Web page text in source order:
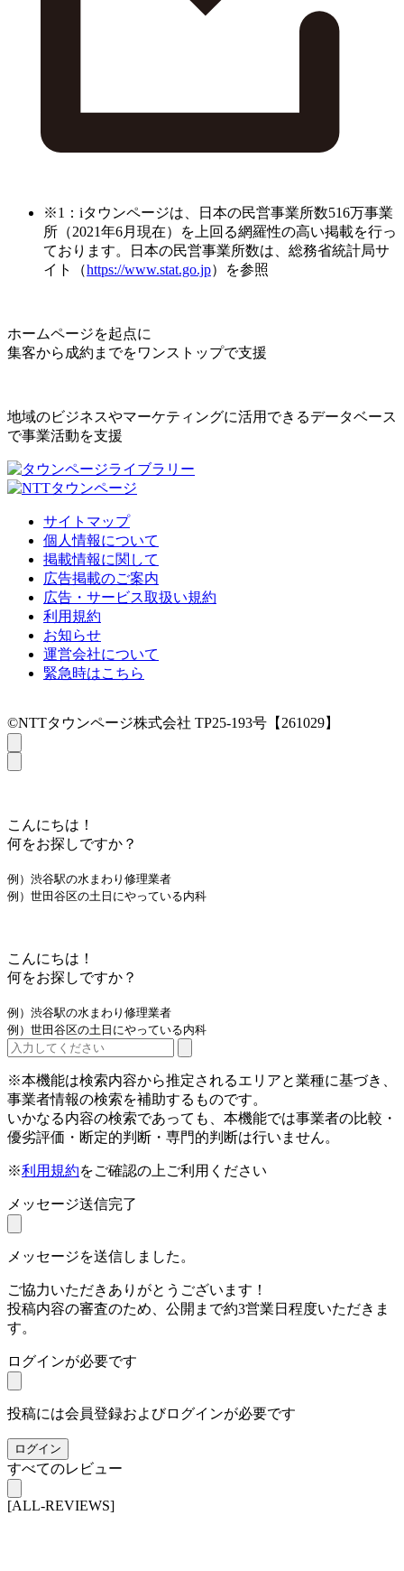
※1：iタウンページは、日本の民営事業所数516万事業
所（2021年6月現在）を上回る網羅性の高い掲載を行っ
ております。日本の民営事業所数は、総務省統計局サ
イト（https://www.stat.go.jp）を参照
ホームページを起点に
集客から成約までをワンストップで支援
地域のビジネスやマーケティングに活用できるデータベース
で事業活動を支援
サイトマップ
個人情報について
掲載情報に関して
広告掲載のご案内
広告・サービス取扱い規約
利用規約
お知らせ
運営会社について
緊急時はこちら
©NTTタウンページ株式会社 TP25-193号【261029】
こんにちは！
何をお探しですか？
例）渋谷駅の水まわり修理業者
例）世田谷区の土日にやっている内科
こんにちは！
何をお探しですか？
例）渋谷駅の水まわり修理業者
例）世田谷区の土日にやっている内科
※本機能は検索内容から推定されるエリアと業種に基づき、
事業者情報の検索を補助するものです。
いかなる内容の検索であっても、本機能では事業者の比較・
優劣評価・断定的判断・専門的判断は行いません。
※利用規約をご確認の上ご利用ください
メッセージ送信完了
メッセージを送信しました。
ご協力いただきありがとうございます！
投稿内容の審査のため、公開まで約3営業日程度いただきま
す。
ログインが必要です
投稿には会員登録およびログインが必要です
ログイン
すべてのレビュー
[ALL-REVIEWS]